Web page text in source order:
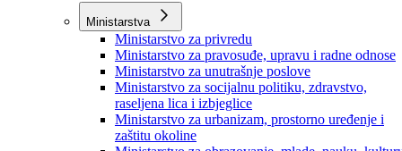
Vlada BPK Goražde
Premijer
Članovi Vlade
Ministarstva
Ministarstvo za privredu
Ministarstvo za pravosuđe, upravu i radne odnose
Ministarstvo za unutrašnje poslove
Ministarstvo za socijalnu politiku, zdravstvo,